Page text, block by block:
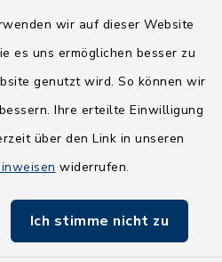
wir auf dieser Website
es uns ermöglichen besser zu
genutzt wird. So können wir
Ihre erteilte Einwilligung
über den Link in unseren
widerrufen.
Ich stimme nicht zu
2026